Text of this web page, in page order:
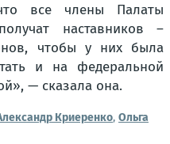
все члены Палаты
наставников –
чтобы у них была
и на федеральной
— сказала она.
Криеренко, Ольга